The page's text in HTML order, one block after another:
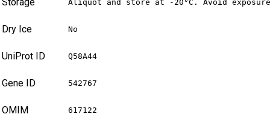
Storage Aliquot and store at -20°C. Avoid
Dry Ice No
UniProt ID Q58A44
Gene ID 542767
OMIM 617122